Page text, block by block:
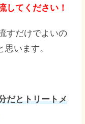
してください！
すだけでよいの
います。
だとトリートメ